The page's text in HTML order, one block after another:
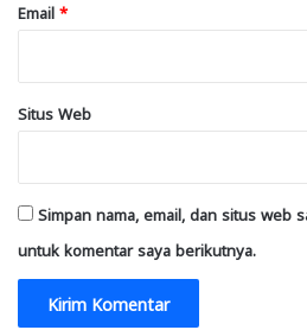
Email *
Situs Web
Simpan nama, email, dan situs web
untuk komentar saya berikutnya.